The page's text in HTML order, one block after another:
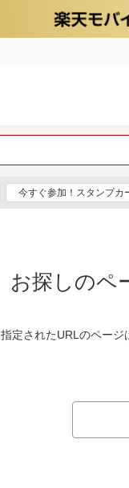
今すぐ参加！スタンプカ
お探しのペ
指定されたURLのページ